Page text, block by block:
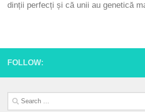
dinții perfecți și că unii au genetică
FOLLOW:
Search
for: